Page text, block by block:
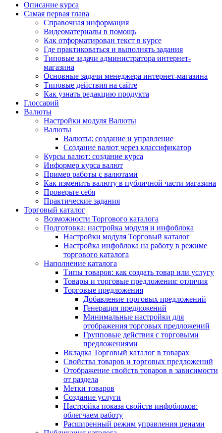
Описание курса
Самая первая глава
Справочная информация
Видеоматериалы в помощь
Как отформатирован текст в курсе
Где практиковаться и выполнять задания
Типовые задачи администратора интернет-
магазина
Основные задачи менеджера интернет-магазина
Типовые действия на сайте
Как узнать редакцию продукта
Глоссарий
Валюты
Настройки модуля Валюты
Валюты
Валюты: создание и управление
Создание валют через классификатор
Курсы валют: создание курса
Информер курса валют
Пример работы с валютами
Как изменить валюту в публичной части магазина
Проверьте себя
Практические задания
Торговый каталог
Возможности Торгового каталога
Подготовка: настройка модуля и инфоблока
Настройки модуля Торговый каталог
Настройка инфоблока на работу в режиме
торгового каталога
Наполнение каталога
Типы товаров: как создать товар или услугу
Товары и торговые предложения: отличия
Торговые предложения
Добавление торговых предложений
Генерация предложений
Минимальные настройки для
отображения торговых предложений
Групповые действия с торговыми
предложениями
Вкладка Торговый каталог в товарах
Свойства товаров и торговых предложений
Отображение свойств товаров в зависимости
от раздела
Метки товаров
Создание услуги
Настройка показа свойств инфоблоков:
облегчаем работу
Расширенный режим управления ценами